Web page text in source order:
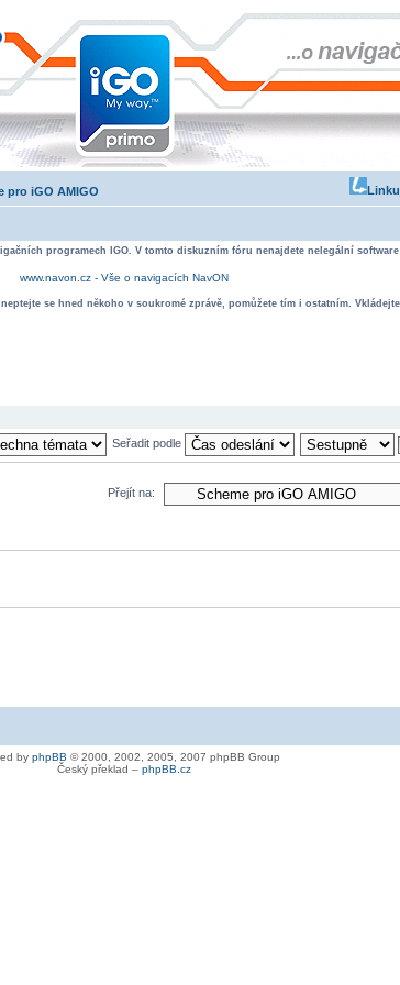
pro iGO AMIGO
programech IGO. V tomto diskuzním fóru nenajdete nelegální
www.navon.cz - Vše o navigacích NavON
se hned někoho v soukromé zprávě, pomůžete tím i ostatním.
Seřadit podle
Přejít na:
by phpBB © 2000, 2002, 2005, 2007 phpBB Group
Český překlad – phpBB.cz